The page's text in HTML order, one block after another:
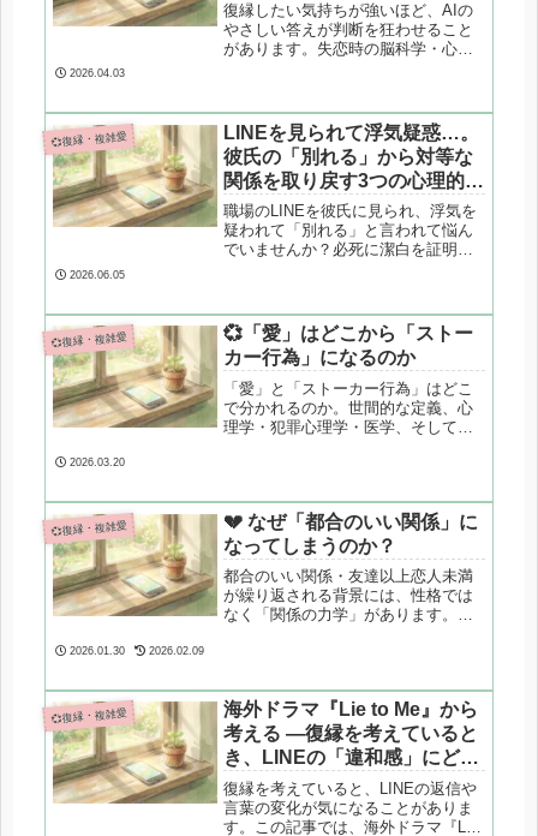
復縁したい気持ちが強いほど、AIの
やさしい答えが判断を狂わせること
があります。失恋時の脳科学・心理
2026.04.03
💞復縁・複雑愛
LINEを見られて浮気疑惑…。
彼氏の「別れる」から対等な
関係を取り戻す3つの心理的ス
テップ
職場のLINEを彼氏に見られ、浮気を
疑われて「別れる」と言われて悩ん
でいませんか？必死に潔白を証明す
ダリー）を引き直して対等な関係を
取り戻す3つのステップを専門的に解
説します。
2026.06.05
💞復縁・複雑愛
💞「愛」はどこから「ストー
カー行為」になるのか
「愛」と「ストーカー行為」はどこ
で分かれるのか。世間的な定義、心
理学・犯罪心理学・医学、そして日
2026.03.20
💞復縁・複雑愛
💔 なぜ「都合のいい関係」に
なってしまうのか？
都合のいい関係・友達以上恋人未満
が繰り返される背景には、性格では
なく「関係の力学」があります。本
2026.01.30 2026.02.09
💞復縁・複雑愛
海外ドラマ『Lie to Me』から
考える —復縁を考えていると
き、LINEの「違和感」にどう
向き合うか
復縁を考えていると、LINEの返信や
言葉の変化が気になることがありま
す。この記事では、海外ドラマ『Lie